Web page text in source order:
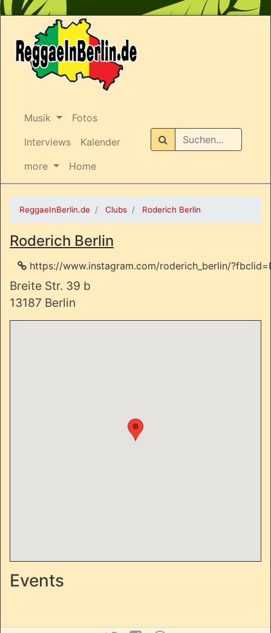
Musik
Fotos
Interviews
Kalender
more
Home
Suchen
ReggaeInBerlin.de Clubs Roderich Berlin
Roderich Berlin
https://www.instagram.com/roderich_berlin/
Breite Str. 39 b
13187 Berlin
Events